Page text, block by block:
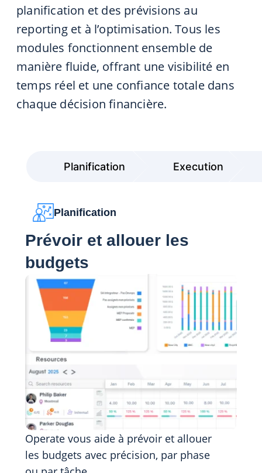
planification et des prévisions au
reporting et à l’optimisation. Tous les
modules fonctionnent ensemble de
manière fluide, offrant une visibilité en
temps réel et une confiance totale dans
chaque décision financière.
Planification Execution
Planification
Prévoir et allouer les
budgets
Operate vous aide à prévoir et allouer
les budgets avec précision, par phase